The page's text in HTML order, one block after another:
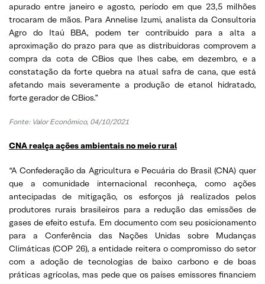
apurado entre janeiro e agosto, período em que 23,5 milhões
trocaram de mãos. Para Annelise Izumi, analista da Consultoria
Agro do Itaú BBA, podem ter contribuído para a alta a
aproximação do prazo para que as distribuidoras comprovem a
compra da cota de CBios que lhes cabe, em dezembro, e a
constatação da forte quebra na atual safra de cana, que está
afetando mais severamente a produção de etanol hidratado,
forte gerador de CBios.”
Fonte: Valor Econômico, 04/10/2021
CNA realça ações ambientais no meio rural
“A Confederação da Agricultura e Pecuária do Brasil (CNA) quer
que a comunidade internacional reconheça, como ações
antecipadas de mitigação, os esforços já realizados pelos
produtores rurais brasileiros para a redução das emissões de
gases de efeito estufa. Em documento com seu posicionamento
para a Conferência das Nações Unidas sobre Mudanças
Climáticas (COP 26), a entidade reitera o compromisso do setor
com a adoção de tecnologias de baixo carbono e de boas
práticas agrícolas, mas pede que os países emissores financiem